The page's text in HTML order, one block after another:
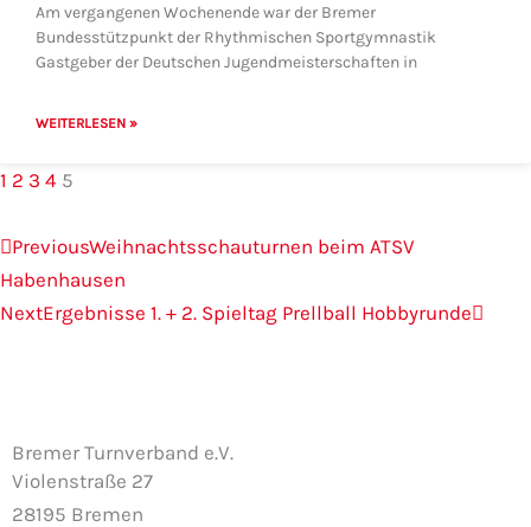
Am vergangenen Wochenende war der Bremer
Bundesstützpunkt der Rhythmischen Sportgymnastik
Gastgeber der Deutschen Jugendmeisterschaften in
WEITERLESEN »
1 2 3 4 5
Zurück
PreviousWeihnachtsschauturnen beim ATSV
Habenhausen
NextErgebnisse 1. + 2. Spieltag Prellball Hobbyrunde
Bremer Turnverband e.V.
Violenstraße 27
28195 Bremen